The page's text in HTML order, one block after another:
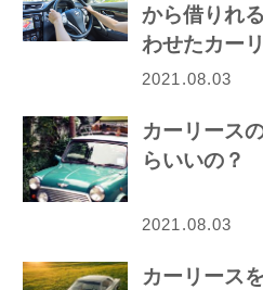
から借りれ
わせたカー
2021.08.03
カーリース
らいいの？
2021.08.03
カーリース